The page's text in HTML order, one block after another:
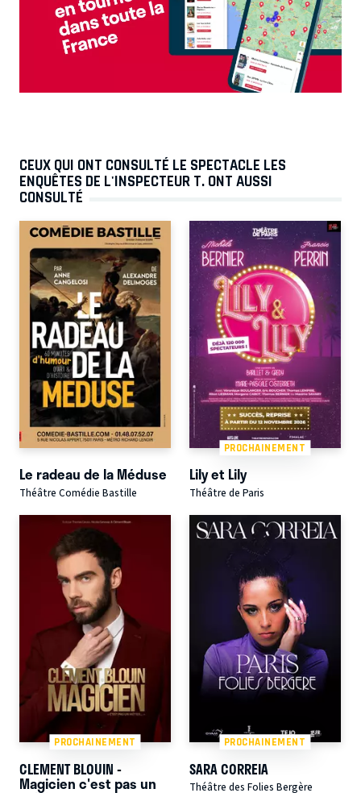
CEUX QUI ONT CONSULTÉ LE SPECTACLE LES
ENQUÊTES DE L'INSPECTEUR T. ONT AUSSI
CONSULTÉ
Le radeau de la Méduse
Théâtre Comédie Bastille
PROCHAINEMENT
Lily et Lily
Théâtre de Paris
PROCHAINEMENT
CLEMENT BLOUIN -
Magicien c'est pas un
PROCHAINEMENT
SARA CORREIA
Théâtre des Folies Bergère